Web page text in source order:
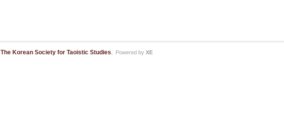
The Korean Society for Taoistic Studies. Powered by XE